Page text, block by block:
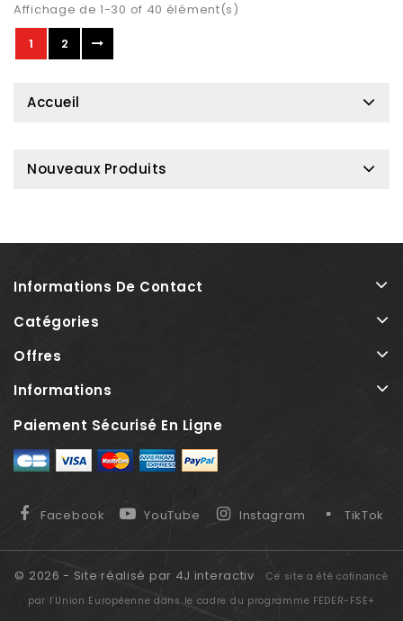
Affichage de 1-30 of 40 élément(s)
1
2
Accueil
Nouveaux Produits
Informations De Contact
Catégories
Offres
Informations
Paiement Sécurisé En Ligne
Facebook YouTube Instagram TikTok
© 2026 - Site réalisé par 4J interactiv
Ce site a été cofinancé
par l’Union Européenne dans le cadre du programme FEDER-FSE+